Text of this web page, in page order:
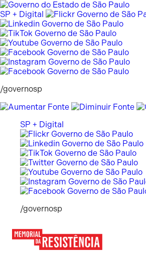
Pular
para
o
conteúdo
SP + Digital
/governosp
SP + Digital
/governosp